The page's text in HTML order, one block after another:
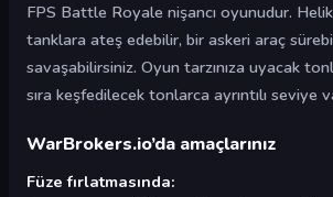
FPS Battle Royale nişancı oyunudur.
tanklara ateş edebilir, bir askeri araç
savaşabilirsiniz. Oyun tarzınıza uyacak
sıra keşfedilecek tonlarca ayrıntılı seviye
WarBrokers.io’da amaçlarınız
Füze fırlatmasında: